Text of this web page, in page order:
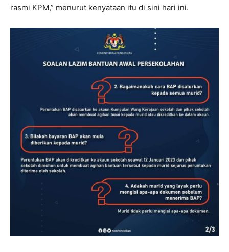
rasmi KPM,” menurut kenyataan itu di sini hari ini.